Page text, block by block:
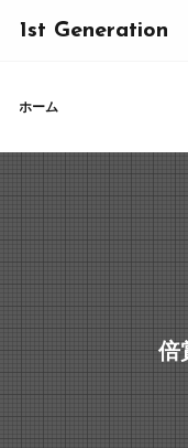
1st Generation
ホーム
倍